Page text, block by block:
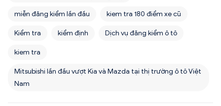
miễn đăng kiểm lần đầu kiem tra 180 điểm xe cũ
Kiểm tra kiểm định Dịch vụ đăng kiểm ô tô
kiem tra
Mitsubishi lần đầu vượt Kia và Mazda tại thị trường ô tô Việt
Nam